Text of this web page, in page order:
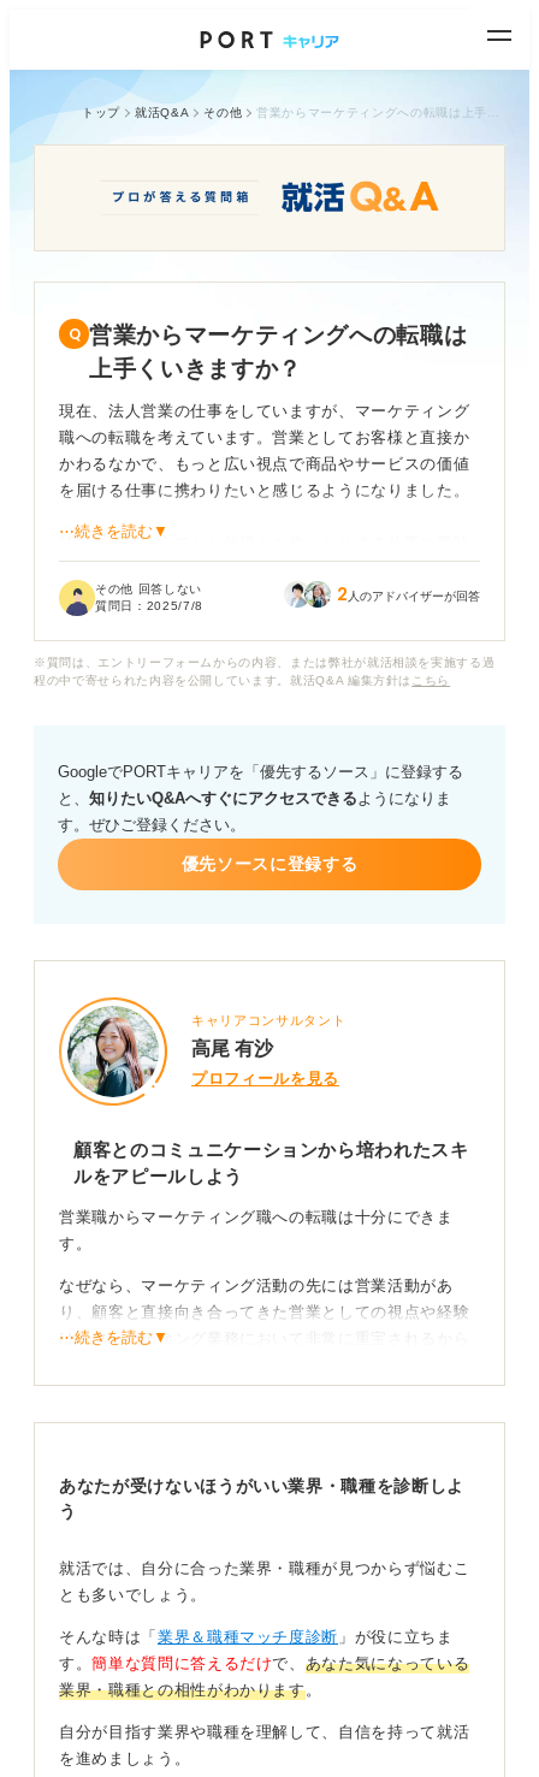
トップ 就活Q&A その他
営業からマーケティングへの転職は
上手くいきますか？
現在、法人営業の仕事をしていますが、マーケティング
職への転職を考えています。営業としてお客様と直接か
かわるなかで、もっと広い視点で商品やサービスの価値
を届ける仕事に携わりたいと感じるようになりました。
特に、戦略を立てたり仕組みを作ったりする仕事に興味
転職できるのかどうか不安です。
面でマーケティングにも通じる部分があると思っていま
未経験からマーケティング職への転職では、営業経験を
どう活かすべきかなど、キャリアの専門家の方からのア
ドバイスがあれば教えていただきたいです。
⋯続きを読む▼
その他 回答しない
質問日： 2025/7/8 2 人のアドバイザーが回答
※質問は、エントリーフォームからの内容、または弊社が就活相談を実施する過
程の中で寄せられた内容を公開しています。就活Q&A 編集方針は こちら
GoogleでPORTキャリアを「優先するソース」に登録する
と、 知りたいQ&Aへすぐにアクセスできるようになりま
す。ぜひご登録ください。
優先ソースに登録する
キャリアコンサルタント
高尾 有沙
プロフィールを見る
顧客とのコミュニケーションから培われたスキ
ルをアピールしよう
営業職からマーケティング職への転職は十分にできま
す。
なぜなら、マーケティング活動の先には営業活動があ
り、顧客と直接向き合ってきた営業としての視点や経験
は、マーケティング業務において非常に重宝されるから
日々顧客と接するなかで培われた、ニーズや課題を深く
理解する力は、効果的なマーケティング戦略を立案する
また、顧客に対して製品やサービスの価値を的確に伝え
る提案力や、良好な関係を築くためのコミュニケーショ
ターゲット設定に役立ちます。
さらに、競合の動向や市場の情報を収集する市場調査能
く、これもマーケティング戦略を練るうえで重要なスキ
ルとなります。
⋯続きを読む▼
あなたが受けないほうがいい業界・職種を診断しよ
う
就活では、自分に合った業界・職種が見つからず悩むこ
とも多いでしょう。
そんな時は「 業界＆職種マッチ度診断 」が役に立ちま
す。簡単な質問に答えるだけで、 あなた気になっている
業界・職種との相性がわかります。
自分が目指す業界や職種を理解して、自信を持って就活
を進めましょう。